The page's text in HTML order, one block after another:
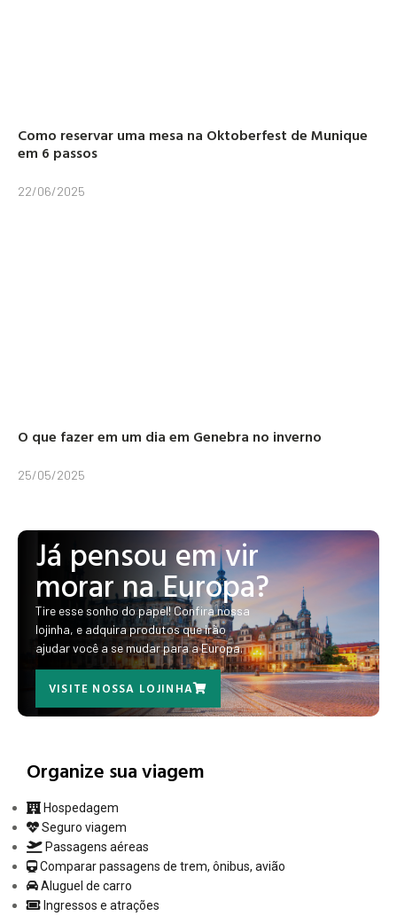
Como reservar uma mesa na Oktoberfest de Munique
em 6 passos
22/06/2025
O que fazer em um dia em Genebra no inverno
25/05/2025
Já pensou em vir
morar na Europa?
Tire esse sonho do papel! Confira nossa
lojinha, e adquira produtos que irão
ajudar você a se mudar para a Europa.
VISITE NOSSA LOJINHA
Organize sua viagem
Hospedagem
Seguro viagem
Passagens aéreas
Comparar passagens de trem, ônibus, avião
Aluguel de carro
Ingressos e atrações